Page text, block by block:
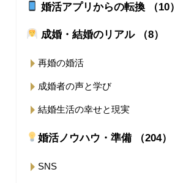
婚活アプリからの転換 （10）
成婚・結婚のリアル （8）
再婚の婚活
成婚者の声と学び
結婚生活の幸せと現実
婚活ノウハウ・準備 （204）
SNS